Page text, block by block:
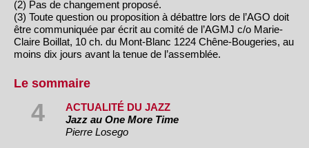
(2) Pas de changement proposé.
(3) Toute question ou proposition à débattre lors de l’AGO doit
être communiquée par écrit au comité de l’AGMJ c/o Marie-
Claire Boillat, 10 ch. du Mont-Blanc 1224 Chêne-Bougeries, au
moins dix jours avant la tenue de l’assemblée.
Le sommaire
4
ACTUALITÉ DU JAZZ
Jazz au One More Time
Pierre Losego